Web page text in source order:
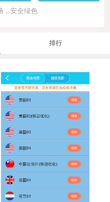
，安全绿色
排行